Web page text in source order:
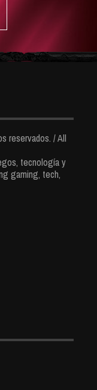
reservados. / All
tecnología y
gaming, tech,